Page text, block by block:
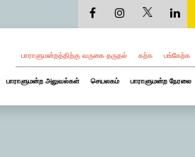
பாராளுமன்றத்திற்கு வருகை தருதல் கற்க பங்கேற்க
பாராளுமன்ற அலுவல்கள் செயலகம் பாராளுமன்ற நேரலை